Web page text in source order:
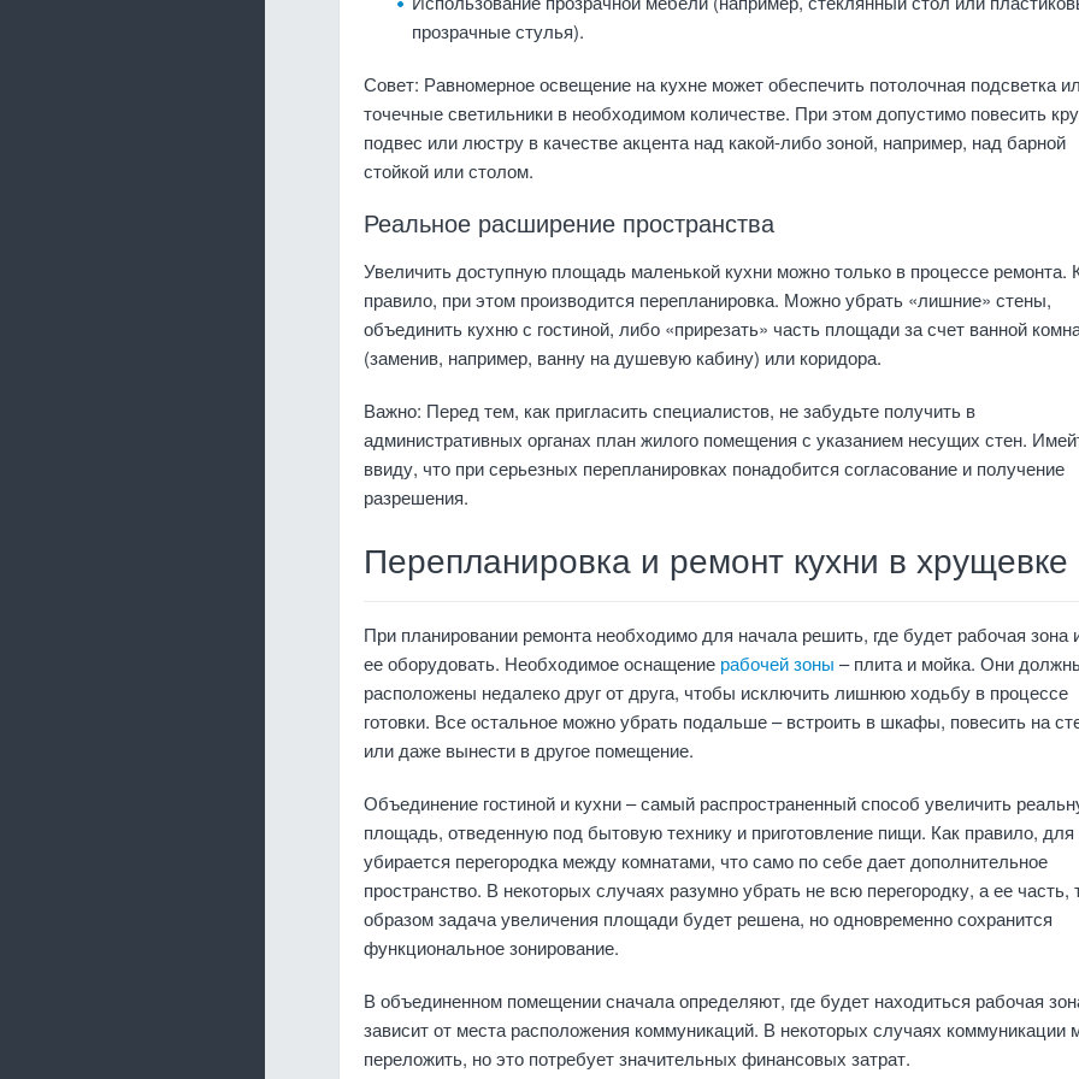
прозрачные стулья).
Совет: Равномерное освещение на кухне может обеспечить потолочная подсветка
точечные светильники в необходимом количестве. При этом допустимо повесить
подвес или люстру в качестве акцента над какой-либо зоной, например, над барной
стойкой или столом.
Реальное расширение пространства
Увеличить доступную площадь маленькой кухни можно только в процессе ремонта.
правило, при этом производится перепланировка. Можно убрать «лишние» стены,
объединить кухню с гостиной, либо «прирезать» часть площади за счет ванной
(заменив, например, ванну на душевую кабину) или коридора.
Важно: Перед тем, как пригласить специалистов, не забудьте получить в
административных органах план жилого помещения с указанием несущих стен.
ввиду, что при серьезных перепланировках понадобится согласование и получение
разрешения.
Перепланировка и ремонт кухни в хрущевке
При планировании ремонта необходимо для начала решить, где будет рабочая зона
ее оборудовать. Необходимое оснащение рабочей зоны – плита и мойка. Они
расположены недалеко друг от друга, чтобы исключить лишнюю ходьбу в процессе
готовки. Все остальное можно убрать подальше – встроить в шкафы, повесить на
или даже вынести в другое помещение.
Объединение гостиной и кухни – самый распространенный способ увеличить
площадь, отведенную под бытовую технику и приготовление пищи. Как правило, для
убирается перегородка между комнатами, что само по себе дает дополнительное
пространство. В некоторых случаях разумно убрать не всю перегородку, а ее часть,
образом задача увеличения площади будет решена, но одновременно сохранится
функциональное зонирование.
В объединенном помещении сначала определяют, где будет находиться рабочая
зависит от места расположения коммуникаций. В некоторых случаях коммуникации
переложить, но это потребует значительных финансовых затрат.